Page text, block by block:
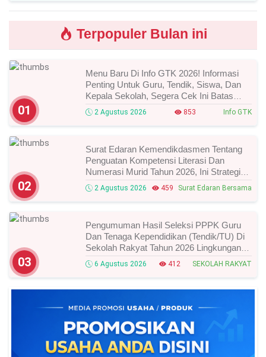
Terpopuler Bulan ini
01
Menu Baru Di Info GTK 2026! Informasi
Penting Untuk Guru, Tendik, Siswa, Dan
Kepala Sekolah, Segera Cek Ini Batas
Waktunya!
2 Agustus 2026 853 Info GTK
02
Surat Edaran Kemendikdasmen Tentang
Penguatan Kompetensi Literasi Dan
Numerasi Murid Tahun 2026, Ini Strategi
Dan Alurnya
2 Agustus 2026 459 Surat Edaran Bersama
03
Pengumuman Hasil Seleksi PPPK Guru
Dan Tenaga Kependidikan (Tendik/TU) Di
Sekolah Rakyat Tahun 2026 Lingkungan
Kementerian Sosial RI, Ini Daftar Nama
Peserta Yang Lolos!
6 Agustus 2026 412 SEKOLAH RAKYAT